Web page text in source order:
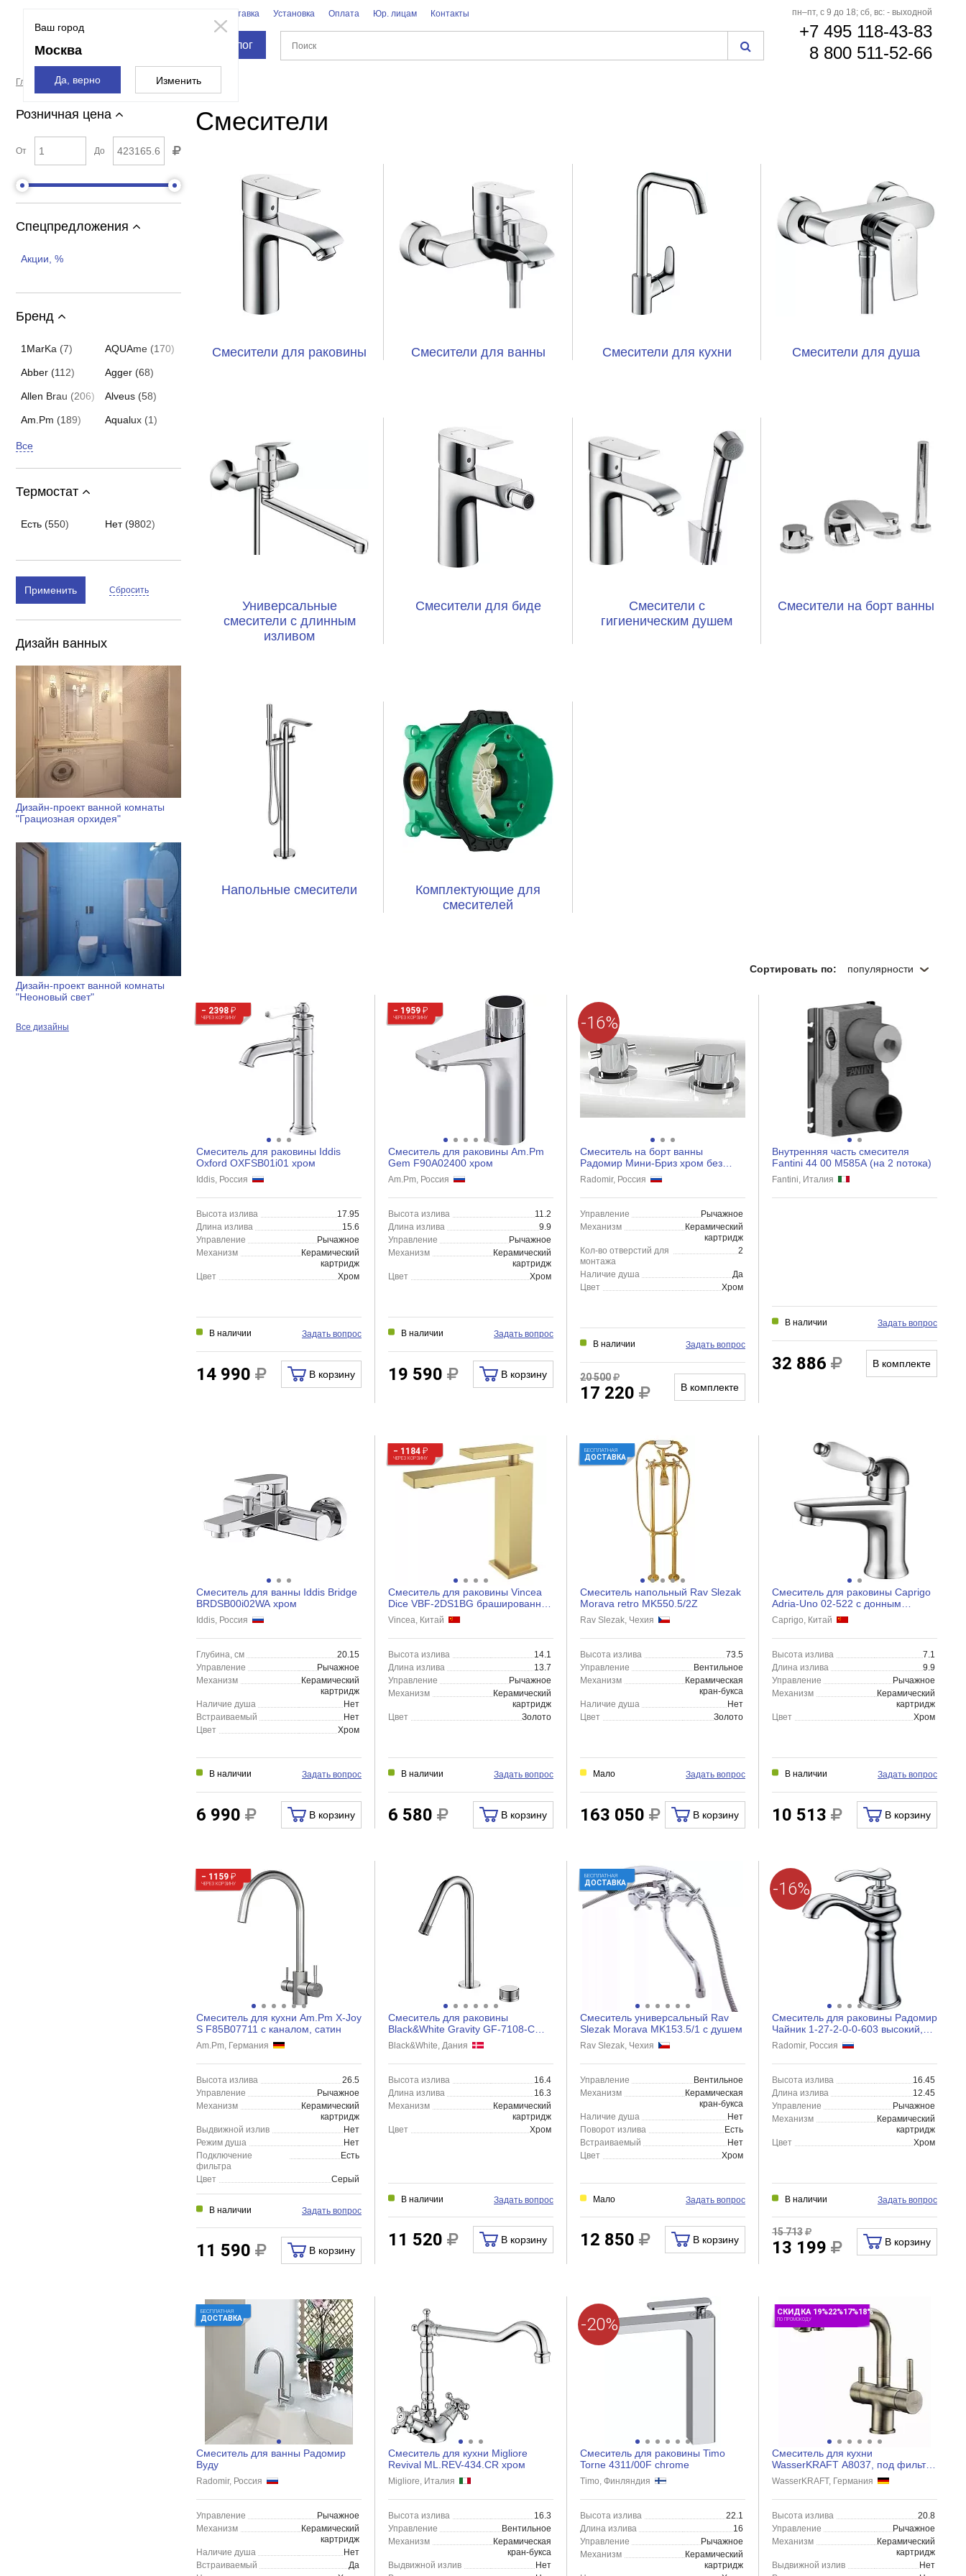
Ваш город
Москва
Да, верно Изменить
Доставка Установка Оплата Юр. лицам Контакты
Каталог
пн–пт, с 9 до 18; сб, вс: - выходной
+7 495 118-43-83
8 800 511-52-66
Главная страница Смесители и души Смесители
Розничная цена
От До
Спецпредложения
Акции, %
Бренд
1MarKa (7) AQUAme (170)
Abber (112) Agger (68)
Allen Brau (206) Alveus (58)
Am.Pm (189) Aqualux (1)
Все
Термостат
Есть (550) Нет (9802)
Применить Сбросить
Дизайн ванных
Дизайн-проект ванной комнаты
"Грациозная орхидея"
Дизайн-проект ванной комнаты
"Неоновый свет"
Все дизайны
Смесители
Смесители для раковины Смесители для ванны Смесители для кухни Смесители для душа
Универсальные
смесители с длинным
изливом
Смесители для биде
Смесители с
гигиеническим душем
Смесители на борт ванны
Напольные смесители
Комплектующие для
смесителей
Сортировать по: популярности
− 2398₽
ЧЕРЕЗ КОРЗИНУ
Смеситель для раковины Iddis
Oxford OXFSB01i01 хром
Iddis, Россия
Высота излива
17.95
Длина излива
15.6
Управление
Рычажное
Механизм
Керамический
картридж
Цвет
Хром
В наличии Задать вопрос
14 990 В корзину
− 1959₽
ЧЕРЕЗ КОРЗИНУ
Смеситель для раковины Am.Pm
Gem F90A02400 хром
Am.Pm, Россия
Высота излива
11.2
Длина излива
9.9
Управление
Рычажное
Механизм
Керамический
картридж
Цвет
Хром
В наличии Задать вопрос
19 590 В корзину
-16%
Смеситель на борт ванны
Радомир Мини-Бриз хром без
излива
Radomir, Россия
Управление
Рычажное
Механизм
Керамический
картридж
Кол-во отверстий для
монтажа
2
Наличие душа
Да
Цвет
Хром
В наличии Задать вопрос
20 500
17 220 В комплекте
Внутренняя часть смесителя
Fantini 44 00 M585A (на 2 потока)
Fantini, Италия
В наличии Задать вопрос
32 886 В комплекте
Смеситель для ванны Iddis Bridge
BRDSB00i02WA хром
Iddis, Россия
Глубина, см
20.15
Управление
Рычажное
Механизм
Керамический
картридж
Наличие душа
Нет
Встраиваемый
Нет
Цвет
Хром
В наличии Задать вопрос
6 990 В корзину
− 1184₽
ЧЕРЕЗ КОРЗИНУ
Смеситель для раковины Vincea
Dice VBF-2DS1BG брашированное
золото
Vincea, Китай
Высота излива
14.1
Длина излива
13.7
Управление
Рычажное
Механизм
Керамический
картридж
Цвет
Золото
В наличии Задать вопрос
6 580 В корзину
БЕСПЛАТНАЯ
ДОСТАВКА
Смеситель напольный Rav Slezak
Morava retro MK550.5/2Z
Rav Slezak, Чехия
Высота излива
73.5
Управление
Вентильное
Механизм
Керамическая
кран-букса
Наличие душа
Нет
Цвет
Золото
Мало Задать вопрос
163 050 В корзину
Смеситель для раковины Caprigo
Adria-Uno 02-522 с донным
клапаном, хром
Caprigo, Китай
Высота излива
7.1
Длина излива
9.9
Управление
Рычажное
Механизм
Керамический
картридж
Цвет
Хром
В наличии Задать вопрос
10 513 В корзину
− 1159₽
ЧЕРЕЗ КОРЗИНУ
Смеситель для кухни Am.Pm X-Joy
S F85B07711 с каналом, сатин
Am.Pm, Германия
Высота излива
26.5
Управление
Рычажное
Механизм
Керамический
картридж
Выдвижной излив
Нет
Режим душа
Нет
Подключение
фильтра
Есть
Цвет Серый
В наличии Задать вопрос
11 590 В корзину
Смеситель для раковины
Black&White Gravity GF-7108-С
хром
Black&White, Дания
Высота излива
16.4
Длина излива
16.3
Механизм
Керамический
картридж
Цвет
Хром
В наличии Задать вопрос
11 520 В корзину
БЕСПЛАТНАЯ
ДОСТАВКА
Смеситель универсальный Rav
Slezak Morava MK153.5/1 с душем
Rav Slezak, Чехия
Управление
Вентильное
Механизм
Керамическая
кран-букса
Наличие душа
Нет
Поворот излива
Есть
Встраиваемый
Нет
Цвет
Хром
Мало Задать вопрос
12 850 В корзину
-16%
Смеситель для раковины Радомир
Чайник 1-27-2-0-0-603 высокий,
хром
Radomir, Россия
Высота излива
16.45
Длина излива
12.45
Управление
Рычажное
Механизм
Керамический
картридж
Цвет
Хром
В наличии Задать вопрос
15 713
13 199 В корзину
БЕСПЛАТНАЯ
ДОСТАВКА
Смеситель для ванны Радомир
Вуду
Radomir, Россия
Управление
Рычажное
Механизм
Керамический
картридж
Наличие душа
Нет
Встраиваемый
Да
Смеситель для кухни Migliore
Revival ML.REV-434.CR хром
Migliore, Италия
Высота излива
16.3
Управление
Вентильное
Механизм
Керамическая
кран-букса
Выдвижной излив
Нет
-20%
Смеситель для раковины Timo
Torne 4311/00F chrome
Timo, Финляндия
Высота излива
22.1
Длина излива
16
Управление
Рычажное
Механизм
Керамический
картридж
СКИДКА 19%22%17%18%
ПО ПРОМОКОДУ
Смеситель для кухни
WasserKRAFT A8037, под фильтр,
светлая бронза
WasserKRAFT, Германия
Высота излива
20.8
Управление
Рычажное
Механизм
Керамический
картридж
Выдвижной излив
Нет